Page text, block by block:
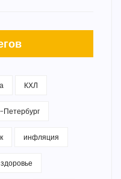
КХЛ
Петербург
инфляция
здоровье